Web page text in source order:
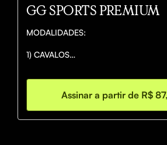
GG SPORTS PREMIUM
MODALIDADES:
1) CAVALOS
3) NFL (FUTEBOL AMERICANO)
5) MLB (BASEBALL)
6) NCAAB (BASQUETE AMERICANO
7) NCAAF (FUTEBOL AMERICANO
Assinar a partir de R$